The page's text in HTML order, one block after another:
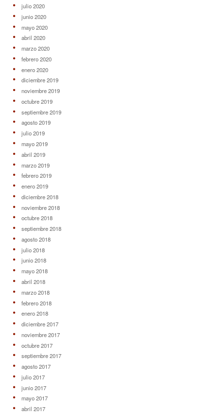
julio 2020
junio 2020
mayo 2020
abril 2020
marzo 2020
febrero 2020
enero 2020
diciembre 2019
noviembre 2019
octubre 2019
septiembre 2019
agosto 2019
julio 2019
mayo 2019
abril 2019
marzo 2019
febrero 2019
enero 2019
diciembre 2018
noviembre 2018
octubre 2018
septiembre 2018
agosto 2018
julio 2018
junio 2018
mayo 2018
abril 2018
marzo 2018
febrero 2018
enero 2018
diciembre 2017
noviembre 2017
octubre 2017
septiembre 2017
agosto 2017
julio 2017
junio 2017
mayo 2017
abril 2017